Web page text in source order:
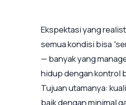
Ekspektasi yang
semua kondisi bisa
— banyak yang
hidup dengan kontrol
Tujuan utamanya:
baik dengan minimal